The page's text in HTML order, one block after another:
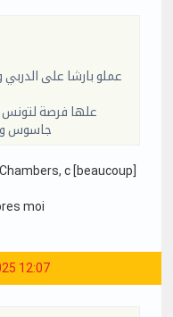
عملو بارشا على الدربي
علها فرصة
جاسوس
c [beaucoup]
moi
12:07